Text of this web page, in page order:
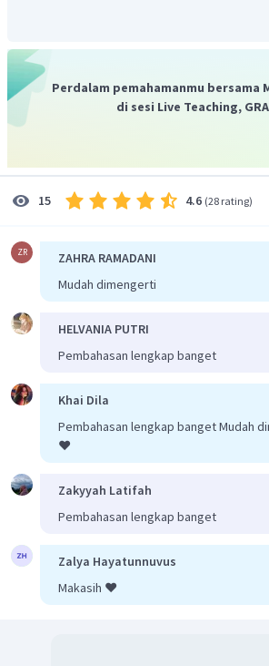
tersebut adalah 123.
Perdalam pemahamanmu bersama
di sesi Live Teaching,
15 4.6 (28 rating)
ZR
ZAHRA RAMADANI
Mudah dimengerti
HELVANIA PUTRI
Pembahasan lengkap banget
Khai Dila
Pembahasan lengkap banget Mudah
❤️
Zakyyah Latifah
Pembahasan lengkap banget
Zalya Hayatunnuvus
Makasih ❤️